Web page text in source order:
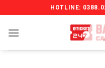
qua
nội
HOTLINE: